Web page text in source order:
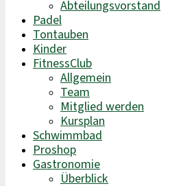
Abteilungsvorstand
Padel
Tontauben
Kinder
FitnessClub
Allgemein
Team
Mitglied werden
Kursplan
Schwimmbad
Proshop
Gastronomie
Überblick